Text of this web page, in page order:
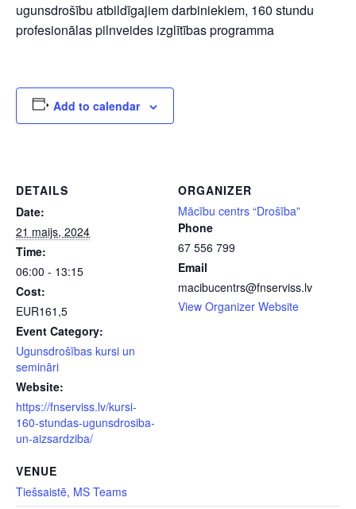
ugunsdrošību atbildīgajiem darbiniekiem, 160 stundu
profesionālas pilnveides izglītības programma
Add to calendar
DETAILS
Date:
21 maijs, 2024
Time:
06:00 - 13:15
Cost:
EUR161,5
Event Category:
Ugunsdrošības kursi un
semināri
Website:
https://fnserviss.lv/kursi-
160-stundas-ugunsdrosiba-
un-aizsardziba/
VENUE
Tiešsaistē, MS Teams
ORGANIZER
Mācību centrs “Drošība”
Phone
67 556 799
Email
macibucentrs@fnserviss.lv
View Organizer Website